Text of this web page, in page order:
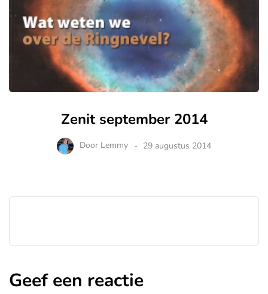
Zenit september 2014
Door Lemmy 29 augustus 2014
Geef een reactie